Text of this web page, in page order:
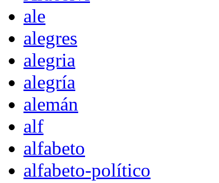
ale
alegres
alegria
alegría
alemán
alf
alfabeto
alfabeto-político